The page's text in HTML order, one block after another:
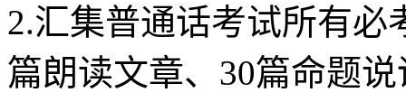
2.汇集普通话考试所有必
篇朗读文章、30篇命题